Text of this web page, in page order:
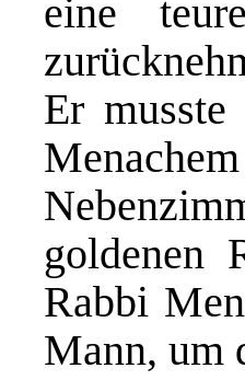
eine
Er
goldenen
Rabbi
Mann, um